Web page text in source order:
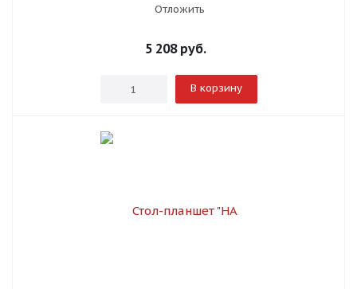
Отложить
5 208руб.
В корзину